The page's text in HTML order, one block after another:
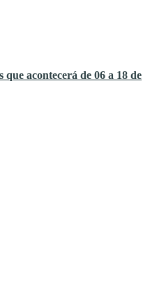
acontecerá de 06 a 18 de